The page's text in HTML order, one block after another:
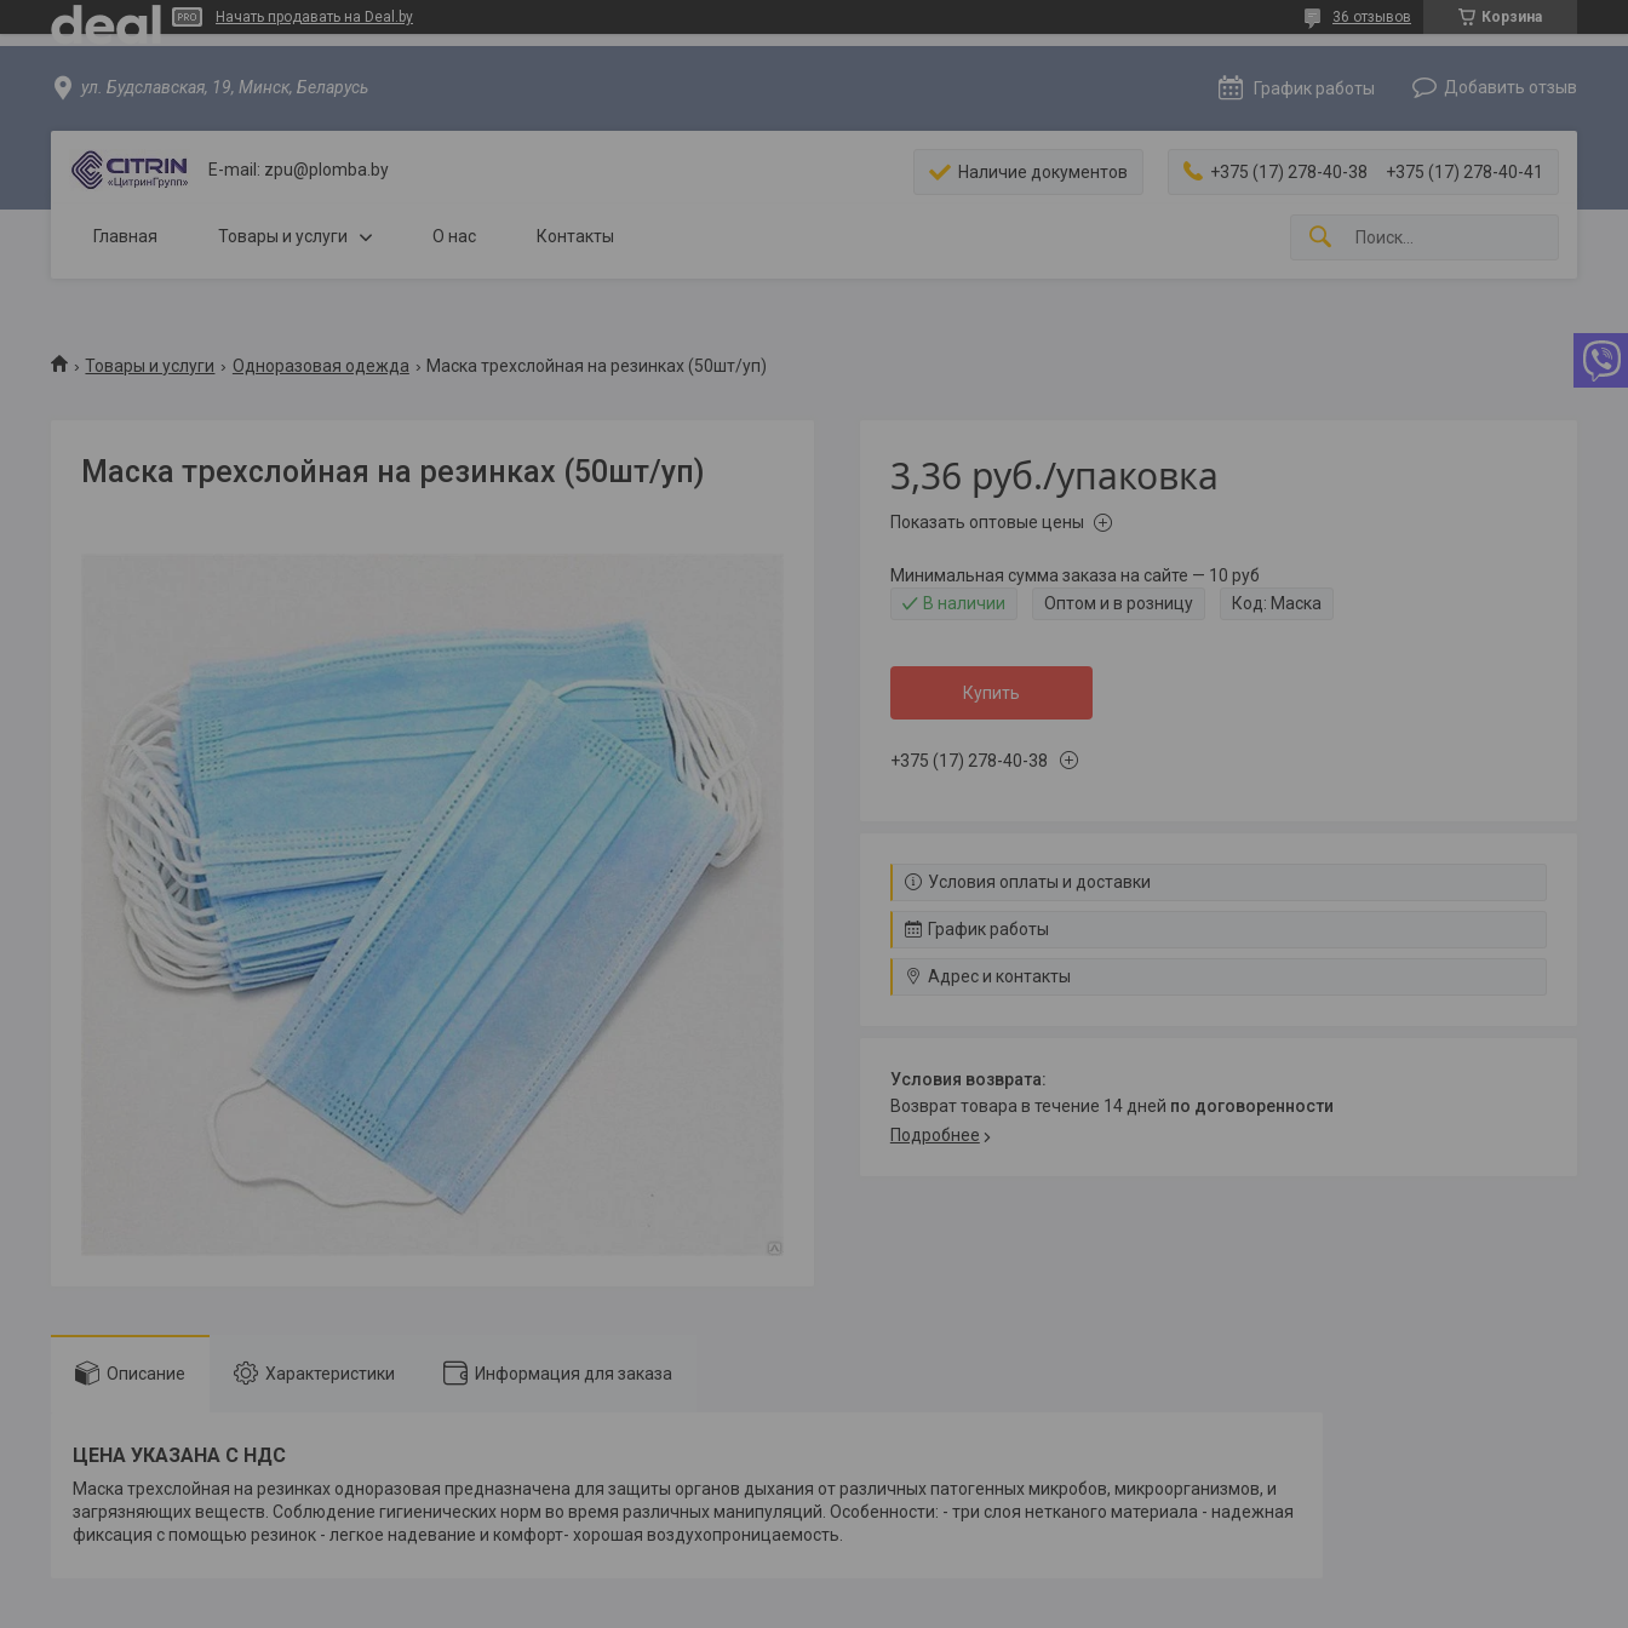
Начать продавать на Deal.by Корзина
36 отзывов
ул. Будславская, 19, Минск, Беларусь График работы Добавить отзыв
E-mail: zpu@plomba.by Наличие документов +375 (17) 278-40-38 +375 (17) 278-40-41
Главная Товары и услуги О нас Контакты
Товары и услуги Одноразовая одежда Маска трехслойная на резинках (50шт/уп)
Маска трехслойная на резинках (50шт/уп) 3,36 руб./упаковка
Показать оптовые цены
Минимальная сумма заказа на сайте — 10 руб
В наличии
Оптом и в розницу Код: Маска
Купить
+375 (17) 278-40-38
Условия оплаты и доставки
График работы
Адрес и контакты
возврат товара в течение 14 дней по договоренности
Подробнее
Описание Характеристики Информация для заказа
ЦЕНА УКАЗАНА С НДС
Маска трехслойная на резинках одноразовая предназначена для защиты органов дыхания от различных патогенных микробов, микроорганизмов, и
загрязняющих веществ. Соблюдение гигиенических норм во время различных манипуляций. Особенности: - три слоя нетканого материала - надежная
фиксация с помощью резинок - легкое надевание и комфорт- хорошая воздухопроницаемость.